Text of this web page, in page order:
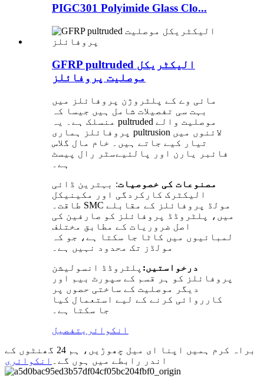
PIGC301 Polyimide Glass Clo...
GFRP pultruded الیکٹریکل
موصلیت پروفائلز
مائی وے کے پلٹروژن پروفائلز میں
بہت سی تفصیلات شامل ہیں جیسا کہ
منسلک ہے۔ یہ pultruded موصلیت والے
پروفائلز ہماری pultrusion لائنوں میں
تیار کیے جاتے ہیں۔ خام مال گلاس
فائبر یارن اور پالئیےسٹر رال پیسٹ
ہے۔
مصنوعات کی خصوصیات: بہترین ڈائی
الیکٹرک کارکردگی اور مکینیکل
طاقت۔ SMC مولڈ پروفائلز کے مقابلے
میں، پلٹروڈڈ پروفائلز کو صارفین کی
اصل ضروریات کے مطابق مختلف
لمبائیوں میں کاٹا جا سکتا ہے، جو کہ
مولڈز تک محدود نہیں ہے۔
درخواستیں: پلٹروڈڈ انسولیشن
پروفائلز کو ہر قسم کے سپورٹ بیم اور
دیگر موصلیت کے ساختی حصوں پر
کارروائی کرنے کے لیے استعمال کیا
جا سکتا ہے۔
انکوائری تفصیل
براہ کرم ہمیں اپنا ای میل چھوڑیں، ہم 24 گھنٹوں کے
اندر رابطے میں ہوں گے۔
انکوائری